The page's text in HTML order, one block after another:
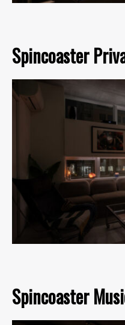
Spincoaster
Spincoaster